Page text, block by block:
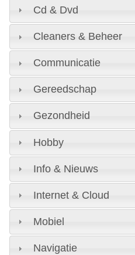
Cd & Dvd
Cleaners & Beheer
Communicatie
Gereedschap
Gezondheid
Hobby
Info & Nieuws
Internet & Cloud
Mobiel
Navigatie